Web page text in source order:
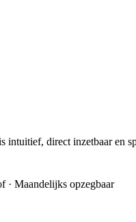
direct inzetbaar en
· Maandelijks opzegbaar